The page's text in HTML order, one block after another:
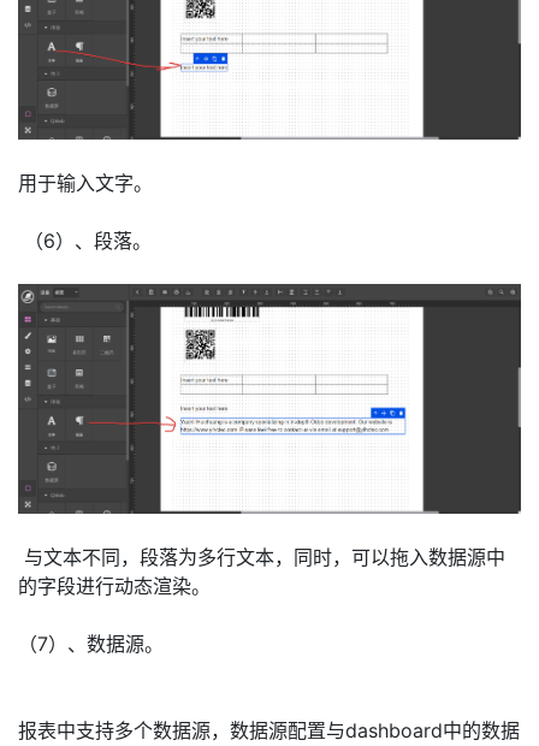
用于输入文字。
（6）、段落。
与文本不同，段落为多行文本，同时，可以拖入数据源中
的字段进行动态渲染。
（7）、数据源。
报表中支持多个数据源，数据源配置与dashboard中的数据